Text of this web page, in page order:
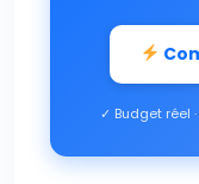
✓ Budget réel